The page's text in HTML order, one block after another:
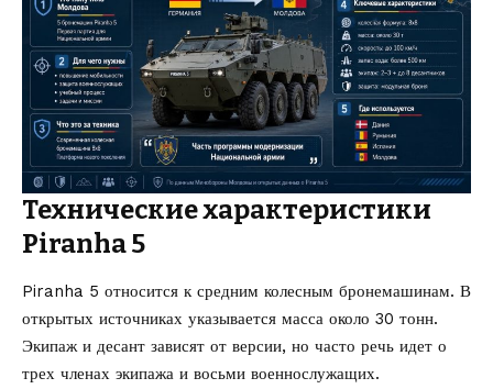
Технические характеристики
Piranha 5
Piranha 5 относится к средним колесным бронемашинам. В
открытых источниках указывается масса около 30 тонн.
Экипаж и десант зависят от версии, но часто речь идет о
трех членах экипажа и восьми военнослужащих.